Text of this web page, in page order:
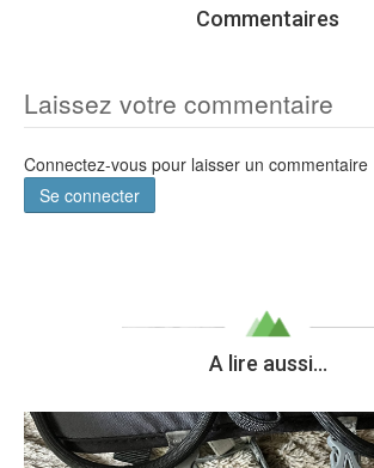
Commentaires
Laissez votre commentaire
Connectez-vous pour laisser un commentaire
Se connecter
A lire aussi...